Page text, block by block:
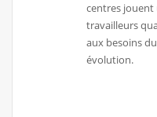
centres jouent
travailleurs
aux besoins
évolution.